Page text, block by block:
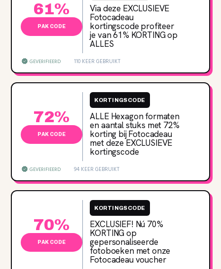
61%
PAK CODE
Via deze EXCLUSIEVE
Fotocadeau
kortingscode profiteer
je van 61‌% KORTING op
ALLES
GEVERIFIEERD 110 KEER GEBRUIKT
72%
PAK CODE
KORTINGSCODE
ALLE Hexagon formaten
en aantal stuks met 72‌%
korting bij Fotocadeau
met deze EXCLUSIEVE
kortingscode
GEVERIFIEERD 94 KEER GEBRUIKT
70%
PAK CODE
KORTINGSCODE
EXCLUSIEF! Nú 70‌%
KORTING op
gepersonaliseerde
fotoboeken met onze
Fotocadeau voucher